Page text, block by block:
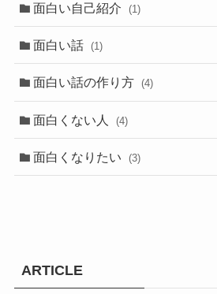
面白い自己紹介 (1)
面白い話 (1)
面白い話の作り方 (4)
面白くない人 (4)
面白くなりたい (3)
ARTICLE